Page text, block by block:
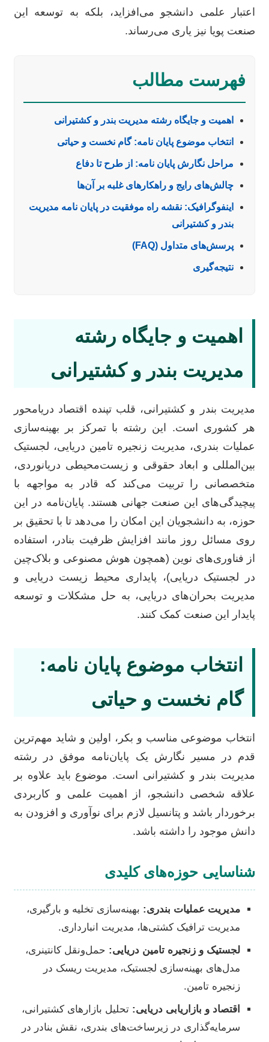
اعتبار علمی دانشجو می‌افزاید، بلکه به توسعه این
صنعت پویا نیز یاری می‌رساند.
فهرست مطالب
اهمیت و جایگاه رشته مدیریت بندر و کشتیرانی
انتخاب موضوع پایان نامه: گام نخست و حیاتی
مراحل نگارش پایان نامه: از طرح تا دفاع
چالش‌های رایج و راهکارهای غلبه بر آن‌ها
اینفوگرافیک: نقشه راه موفقیت در پایان نامه مدیریت
بندر و کشتیرانی
پرسش‌های متداول (FAQ)
نتیجه‌گیری
اهمیت و جایگاه رشته
مدیریت بندر و کشتیرانی
مدیریت بندر و کشتیرانی، قلب تپنده اقتصاد دریامحور
هر کشوری است. این رشته با تمرکز بر بهینه‌سازی
عملیات بندری، مدیریت زنجیره تامین دریایی، لجستیک
بین‌المللی و ابعاد حقوقی و زیست‌محیطی دریانوردی،
متخصصانی را تربیت می‌کند که قادر به مواجهه با
پیچیدگی‌های این صنعت جهانی هستند. پایان‌نامه در این
حوزه، به دانشجویان این امکان را می‌دهد تا با تحقیق بر
روی مسائل روز مانند افزایش ظرفیت بنادر، استفاده
از فناوری‌های نوین (همچون هوش مصنوعی و بلاک‌چین
در لجستیک دریایی)، پایداری محیط زیست دریایی و
مدیریت بحران‌های دریایی، به حل مشکلات و توسعه
پایدار این صنعت کمک کنند.
انتخاب موضوع پایان نامه:
گام نخست و حیاتی
انتخاب موضوعی مناسب و بکر، اولین و شاید مهم‌ترین
قدم در مسیر نگارش یک پایان‌نامه موفق در رشته
مدیریت بندر و کشتیرانی است. موضوع باید علاوه بر
علاقه شخصی دانشجو، از اهمیت علمی و کاربردی
برخوردار باشد و پتانسیل لازم برای نوآوری و افزودن به
دانش موجود را داشته باشد.
شناسایی حوزه‌های کلیدی
مدیریت عملیات بندری: بهینه‌سازی تخلیه و بارگیری،
مدیریت ترافیک کشتی‌ها، مدیریت انبارداری.
لجستیک و زنجیره تامین دریایی: حمل‌ونقل کانتینری،
مدل‌های بهینه‌سازی لجستیک، مدیریت ریسک در
زنجیره تامین.
اقتصاد و بازاریابی دریایی: تحلیل بازارهای کشتیرانی،
سرمایه‌گذاری در زیرساخت‌های بندری، نقش بنادر در